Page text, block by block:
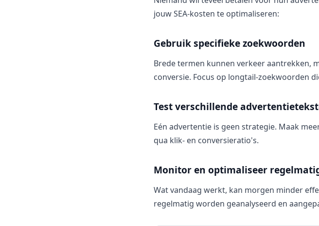
jouw SEA-kosten te optimaliseren:
Gebruik specifieke zoekwoorden
Brede termen kunnen verkeer aantrekken,
conversie. Focus op longtail-zoekwoorden
Test verschillende
Eén advertentie is geen strategie. Maak
qua klik- en conversieratio's.
Monitor en optimaliseer
Wat vandaag werkt, kan morgen minder
regelmatig worden geanalyseerd en